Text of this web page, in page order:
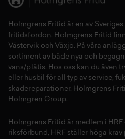
Holmgrens Fritid är en av
fritidsfordon . Holmgrens Fritid
Västervik och Växjö. På våra
sortiment av både nya och
vans/plåtis. Hos oss kan du även
eller husbil för all typ av service,
skadereparationer. Holmgrens
Holmgren Group.
Holmgrens Fritid är medlem i HRF
riksförbund, HRF ställer höga